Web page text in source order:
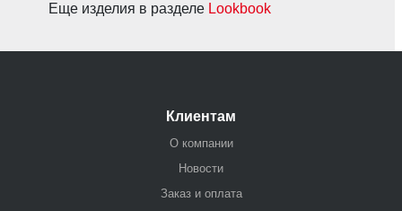
Еще изделия в разделе Lookbook
Клиентам
О компании
Новости
Заказ и оплата